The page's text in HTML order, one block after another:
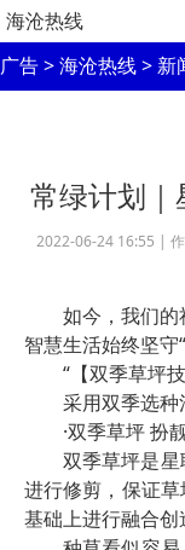
海沧热线
广告>海沧热线> 新
常绿计划
2022-06-24 16:55 |
如今，我们的
智慧生活始终坚
“【双季草坪技
采用双季选
·双季草坪 扮
双季草坪是
进行修剪，保证
基础上进行融合